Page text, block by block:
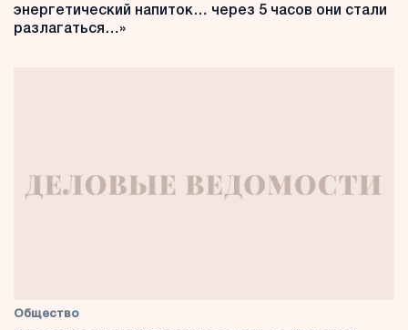
энергетический напиток… через 5 часов они стали
разлагаться…»
Общество